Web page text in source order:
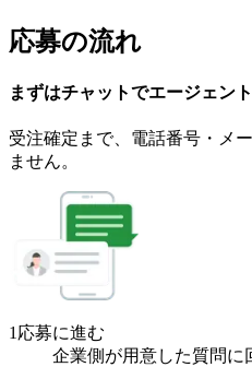
応募の流れ
まずはチャットでエージェント
受注確定まで、 電話番号・メ
ません。
1 応募に進む
企業側が用意した質問に